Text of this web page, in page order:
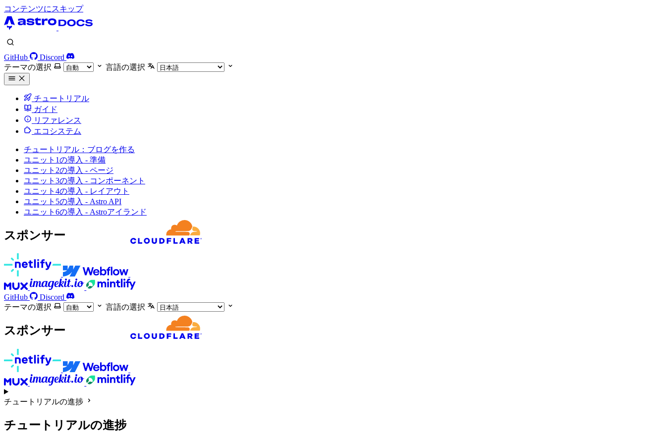
コンテンツにスキップ
GitHub
Discord
テーマの選択
言語の選択
チュートリアル
ガイド
リファレンス
エコシステム
チュートリアル：ブログを作る
ユニット1の導入 - 準備
ユニット2の導入 - ページ
ユニット3の導入 - コンポーネント
ユニット4の導入 - レイアウト
ユニット5の導入 - Astro API
ユニット6の導入 - Astroアイランド
スポンサー
GitHub
Discord
テーマの選択
言語の選択
スポンサー
チュートリアルの進捗
チュートリアルの進捗